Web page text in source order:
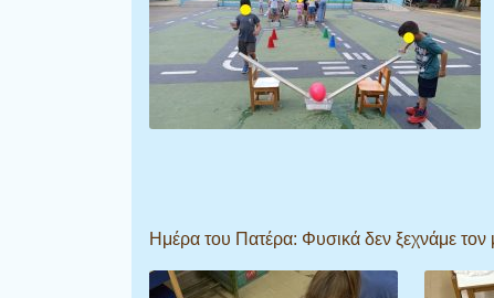
Ημέρα του Πατέρα: Φυσικά δεν ξεχνάμε